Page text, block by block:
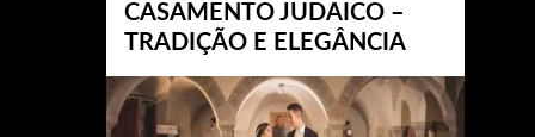
CASAMENTO JUDAICO –
TRADIÇÃO E ELEGÂNCIA